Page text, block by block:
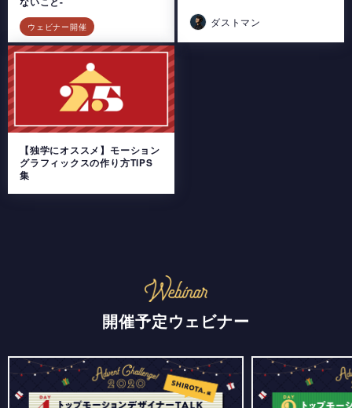
ウェビナー開催 ダストマン
【独学にオススメ】モーション
グラフィックスの作り方TIPS
集
開催予定ウェビナー